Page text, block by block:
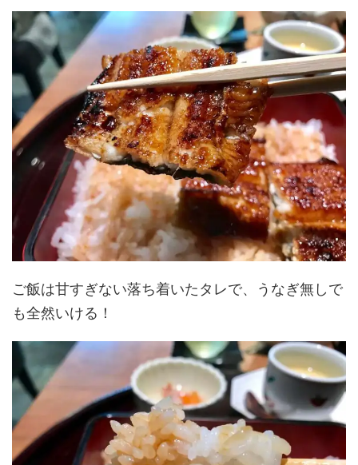
ご飯は甘すぎない落ち着いたタレで、うなぎ無しで
も全然いける！